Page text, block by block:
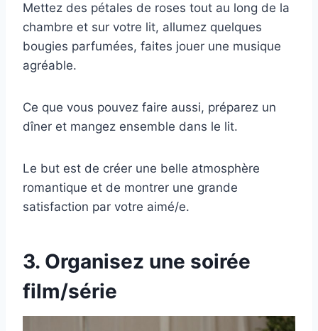
Mettez des pétales de roses tout au long de la
chambre et sur votre lit, allumez quelques
bougies parfumées, faites jouer une musique
agréable.
Ce que vous pouvez faire aussi, préparez un
dîner et mangez ensemble dans le lit.
Le but est de créer une belle atmosphère
romantique et de montrer une grande
satisfaction par votre aimé/e.
3. Organisez une soirée
film/série